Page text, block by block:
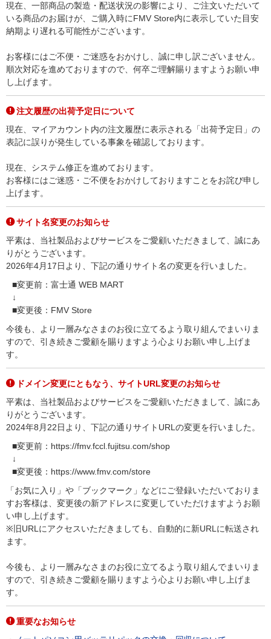
現在、一部商品の製造・配送状況の影響により、ご注文いただいて
いる商品のお届けが、ご購入時にFMV Store内に表示していた目安
納期より遅れる可能性がございます。
お客様にはご不便・ご迷惑をおかけし、誠に申し訳ございません。
順次対応を進めておりますので、何卒ご理解賜りますようお願い申
し上げます。
注文履歴の出荷予定日について
現在、マイアカウント内の注文履歴に表示される「出荷予定日」の
表記に誤りが発生している事象を確認しております。
現在、システム修正を進めております。
お客様にはご迷惑・ご不便をおかけしておりますことをお詫び申し
上げます。
サイト名変更のお知らせ
平素は、当社製品およびサービスをご愛顧いただきまして、誠にあ
りがとうございます。
2026年4月17日より、下記の通りサイト名の変更を行いました。
■変更前：富士通 WEB MART
↓
■変更後：FMV Store
今後も、より一層みなさまのお役に立てるよう取り組んでまいりま
すので、引き続きご愛顧を賜りますよう心よりお願い申し上げま
す。
ドメイン変更にともなう、サイトURL変更のお知らせ
平素は、当社製品およびサービスをご愛顧いただきまして、誠にあ
りがとうございます。
2024年8月22日より、下記の通りサイトURLの変更を行いました。
■変更前：https://fmv.fccl.fujitsu.com/shop
↓
■変更後：https://www.fmv.com/store
「お気に入り」や「ブックマーク」などにご登録いただいておりま
すお客様は、変更後の新アドレスに変更していただけますようお願
い申し上げます。
※旧URLにアクセスいただきましても、自動的に新URLに転送され
ます。
今後も、より一層みなさまのお役に立てるよう取り組んでまいりま
すので、引き続きご愛顧を賜りますよう心よりお願い申し上げま
す。
重要なお知らせ